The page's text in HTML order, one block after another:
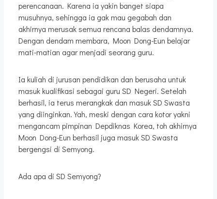
perencanaan. Karena ia yakin banget siapa
musuhnya, sehingga ia gak mau gegabah dan
akhirnya merusak semua rencana balas dendamnya.
Dengan dendam membara, Moon Dong-Eun belajar
mati-matian agar menjadi seorang guru.
Ia kuliah di jurusan pendidikan dan berusaha untuk
masuk kualifikasi sebagai guru SD Negeri. Setelah
berhasil, ia terus merangkak dan masuk SD Swasta
yang diinginkan. Yah, meski dengan cara kotor yakni
mengancam pimpinan Depdiknas Korea, toh akhirnya
Moon Dong-Eun berhasil juga masuk SD Swasta
bergengsi di Semyong.
Ada apa di SD Semyong?